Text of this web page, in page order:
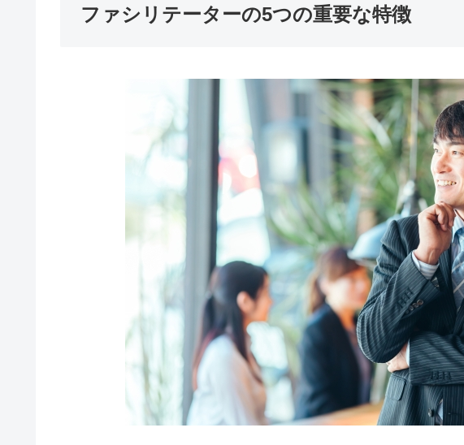
ファシリテーターの5つの重要な特徴